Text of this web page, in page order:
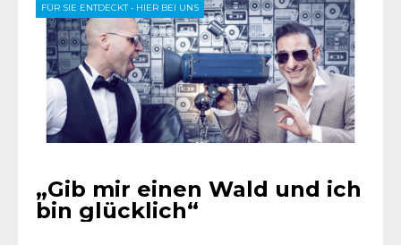
FÜR SIE ENTDECKT• HIER BEI UNS
„Gib mir einen Wald und ich
bin glücklich“